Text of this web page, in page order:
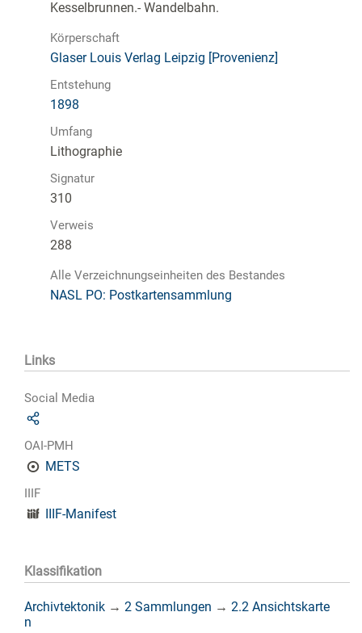
Kesselbrunnen.- Wandelbahn.
Körperschaft
Glaser Louis Verlag Leipzig [Provenienz]
Entstehung
1898
Umfang
Lithographie
Signatur
310
Verweis
288
Alle Verzeichnungseinheiten des Bestandes
NASL PO: Postkartensammlung
Links
Social Media
OAI-PMH
METS
IIIF
IIIF-Manifest
Klassifikation
Archivtektonik → 2 Sammlungen → 2.2 Ansichtskarte
n